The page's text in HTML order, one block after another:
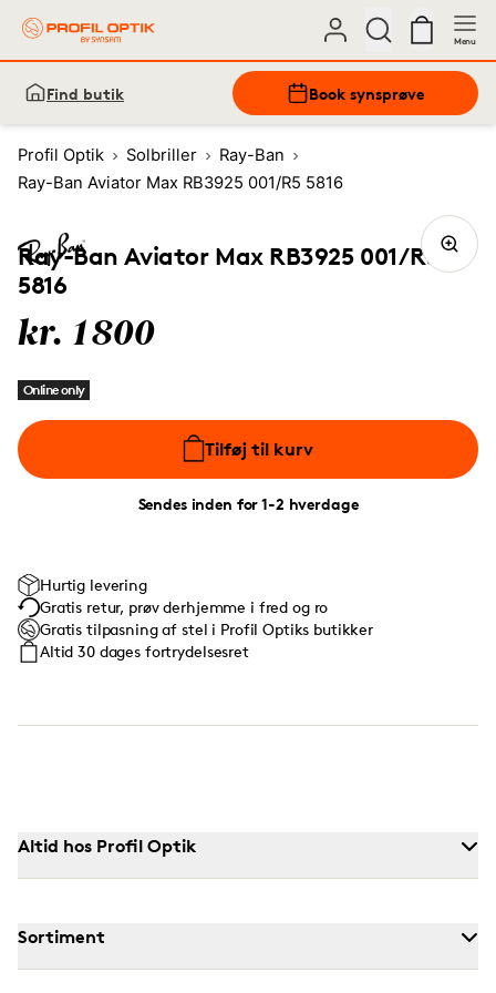
Menu
Find butik Book synsprøve
Profil Optik Solbriller
Ray-Ban
Ray-Ban Aviator Max RB3925 001/R5 5816
Ray-Ban Aviator Max RB3925 001/R5
5816
kr. 1800
Online only
Tilføj til kurv
Sendes inden for 1-2 hverdage
Hurtig levering
Gratis retur, prøv derhjemme i fred og ro
Gratis tilpasning af stel i Profil Optiks butikker
Altid 30 dages fortrydelsesret
Altid hos Profil Optik
Sortiment